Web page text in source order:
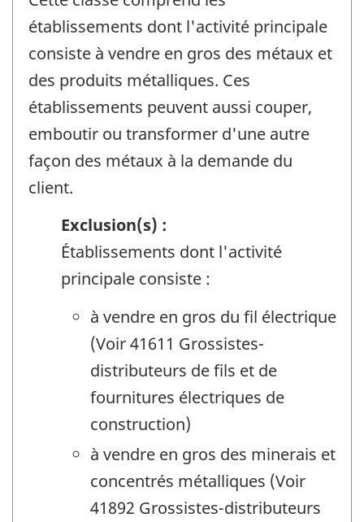
établissements dont l'activité principale
consiste à vendre en gros des métaux et
des produits métalliques. Ces
établissements peuvent aussi couper,
emboutir ou transformer d'une autre
façon des métaux à la demande du
client.
Exclusion(s) :
Établissements dont l'activité
principale consiste :
à vendre en gros du fil électrique
(Voir 41611 Grossistes-
distributeurs de fils et de
fournitures électriques de
construction)
à vendre en gros des minerais et
concentrés métalliques (Voir
41892 Grossistes-distributeurs